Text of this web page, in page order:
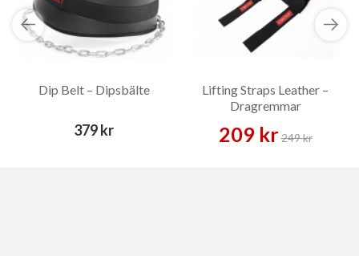
Dip Belt – Dipsbälte
379 kr
Lifting Straps Leather –
Dragremmar
209 kr249 kr